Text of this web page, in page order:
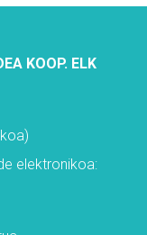
KOOP. ELK
elektronikoa: